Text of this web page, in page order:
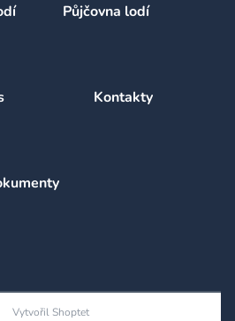
Půjčovna lodí
Kontakty
Vytvořil Shoptet